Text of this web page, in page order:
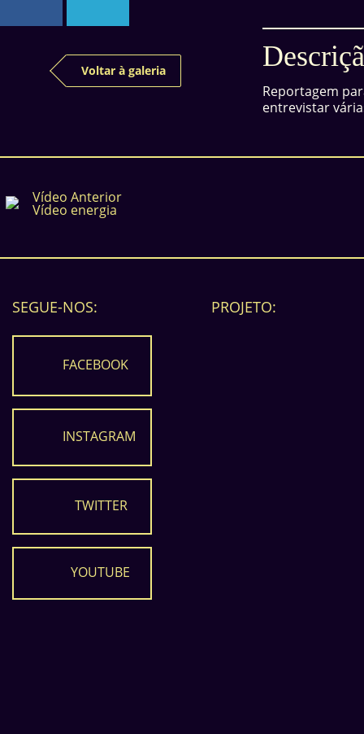
Voltar à galeria
Reportagem
entrevistar
Vídeo Anterior
Vídeo energia
SEGUE-NOS:
FACEBOOK
INSTAGRAM
TWITTER
YOUTUBE
PROJETO: